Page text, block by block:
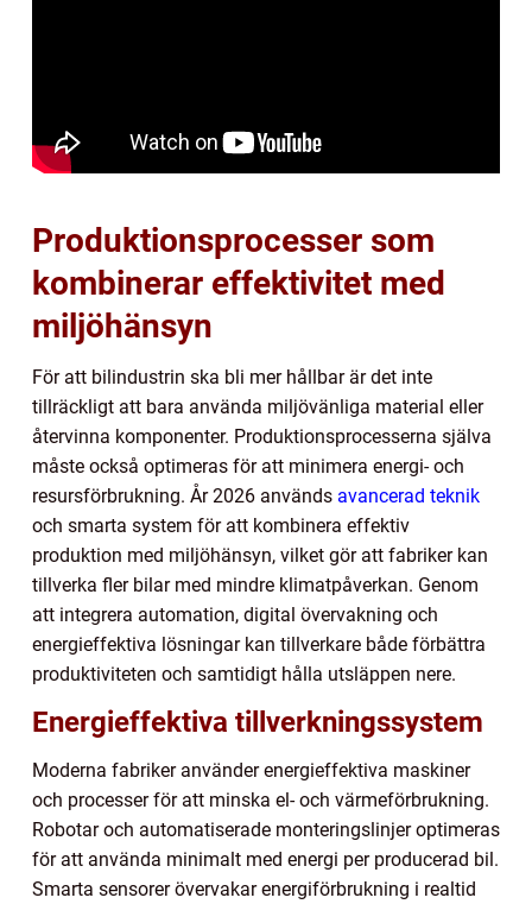
Produktionsprocesser som
kombinerar effektivitet med
miljöhänsyn
För att bilindustrin ska bli mer hållbar är det inte
tillräckligt att bara använda miljövänliga material eller
återvinna komponenter. Produktionsprocesserna själva
måste också optimeras för att minimera energi- och
resursförbrukning. År 2026 används avancerad teknik
och smarta system för att kombinera effektiv
produktion med miljöhänsyn, vilket gör att fabriker kan
tillverka fler bilar med mindre klimatpåverkan. Genom
att integrera automation, digital övervakning och
energieffektiva lösningar kan tillverkare både förbättra
produktiviteten och samtidigt hålla utsläppen nere.
Energieffektiva tillverkningssystem
Moderna fabriker använder energieffektiva maskiner
och processer för att minska el- och värmeförbrukning.
Robotar och automatiserade monteringslinjer optimeras
för att använda minimalt med energi per producerad bil.
Smarta sensorer övervakar energiförbrukning i realtid